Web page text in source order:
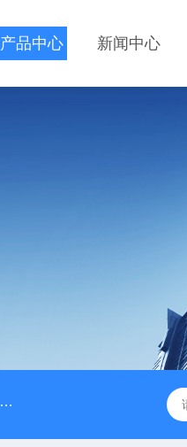
产品中心 新闻中心
GCDLSM-800端子高低温